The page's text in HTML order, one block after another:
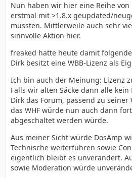
Nun haben wir hier eine Reihe
erstmal mit >1.8.x geupdated/
müssten. Mittlerweile auch sehr
sinnvolle Aktion hier.
freaked hatte heute damit
Dirk besitzt eine WBB-Lizenz als
Ich bin auch der Meinung: Lizenz
Falls wir alten Säcke dann alle
Dirk das Forum, passend zu
das WHF würde nun auch dann
abgeschaltet werden würde.
Aus meiner Sicht würde DosAmp
Technische weiterführen sowie
eigentlich bleibt es unverändert.
sowie Moderation würde